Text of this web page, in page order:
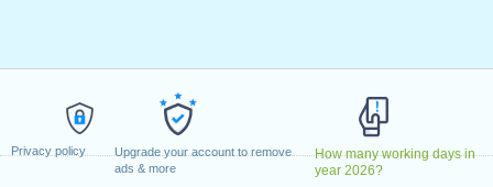
Privacy policy
Upgrade your account to remove
ads & more
How many working days in
year 2026?
6 июнь, 2022
2022
на выходные